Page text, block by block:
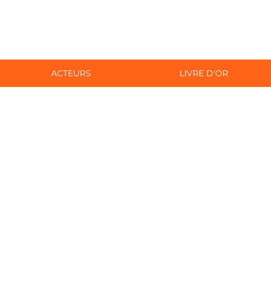
ACTEURS LIVRE D'OR